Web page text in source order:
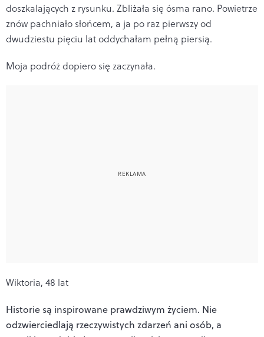
doszkalających z rysunku. Zbliżała się ósma rano. Powietrze
znów pachniało słońcem, a ja po raz pierwszy od
dwudziestu pięciu lat oddychałam pełną piersią.
Moja podróż dopiero się zaczynała.
Wiktoria, 48 lat
Historie są inspirowane prawdziwym życiem. Nie
odzwierciedlają rzeczywistych zdarzeń ani osób, a